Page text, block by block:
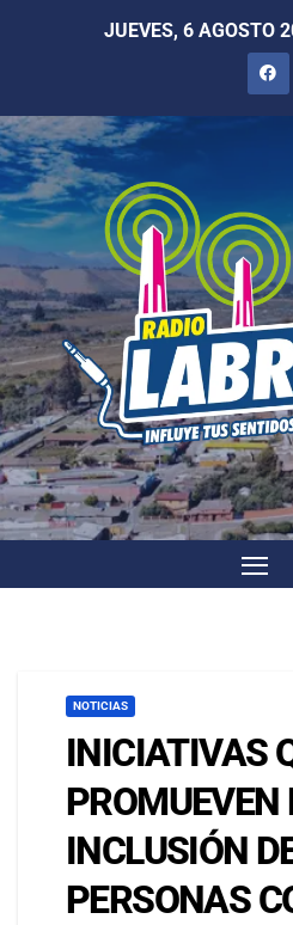
JUEVES, 6 AGOSTO
NOTICIAS
INICIATIVAS
PROMUEVEN
INCLUSIÓN
PERSONAS